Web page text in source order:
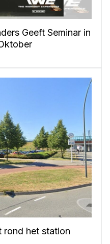
Geeft Seminar in
rond het station